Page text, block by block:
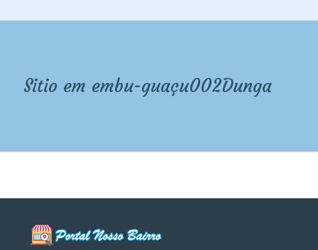
Sitio em embu-guaçu002Dunga